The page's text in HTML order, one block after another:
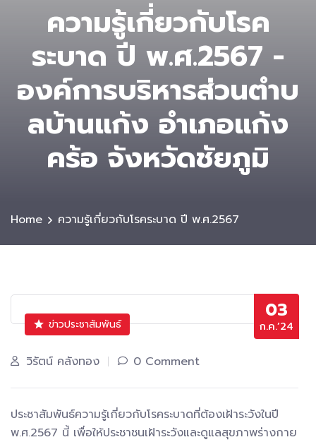
ความรู้เกี่ยวกับโรค
ระบาด ปี พ.ศ.2567 -
องค์การบริหารส่วนตําบ
ลบ้านแก้ง อำเภอแก้ง
คร้อ จังหวัดชัยภูมิ
Home ความรู้เกี่ยวกับโรคระบาด ปี พ.ศ.2567
03
ก.ค.’24
ข่าวประชาสัมพันธ์
วิรัตน์ คลังทอง 0 Comment
ประชาสัมพันธ์ความรู้เกี่ยวกับโรคระบาดที่ต้องเฝ้าระวังในปี
พ.ศ.2567 นี้ เพื่อให้ประชาชนเฝ้าระวังและดูแลสุขภาพร่างกาย